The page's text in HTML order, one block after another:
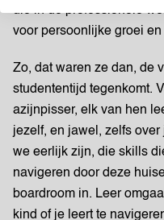
die in de professionele
voor persoonlijke groei
Zo, dat waren ze dan, de
studententijd tegenkomt.
azijnpisser, elk van hen
jezelf, en jawel, zelfs
we eerlijk zijn, die skills
navigeren door deze
boardroom in. Leer
kind of je leert te